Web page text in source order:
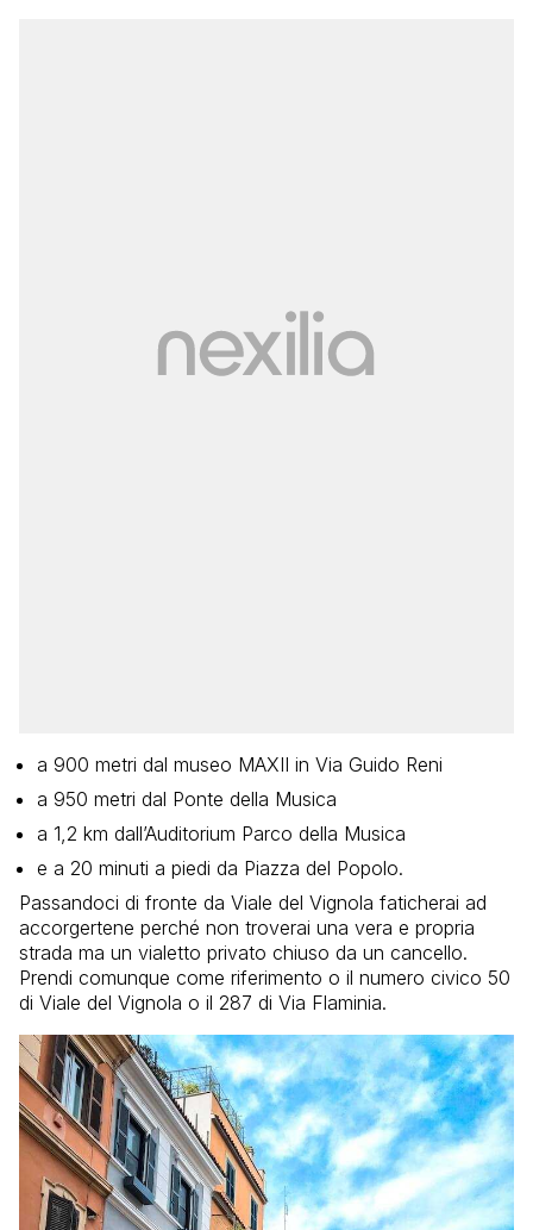
a 900 metri dal museo MAXII in Via Guido Reni
a 950 metri dal Ponte della Musica
a 1,2 km dall’Auditorium Parco della Musica
e a 20 minuti a piedi da Piazza del Popolo.
Passandoci di fronte da Viale del Vignola faticherai ad
accorgertene perché non troverai una vera e propria
strada ma un vialetto privato chiuso da un cancello.
Prendi comunque come riferimento o il numero civico 50
di Viale del Vignola o il 287 di Via Flaminia.